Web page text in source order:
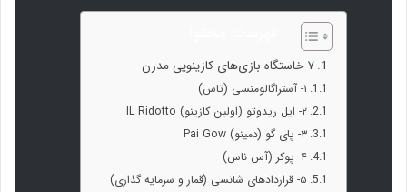
۷ خاستگاه بازی‌های کازینویی مدرن
۱- آستراگالومنسی (تاس)
۲- ایل ریدوتو (اولین کازینو) IL Ridotto
۳- پای گو (دمینو) Pai Gow
۴- پوکر (آس ناس)
۵- قراردادهای شانسی (قمار و سرمایه گذاری)